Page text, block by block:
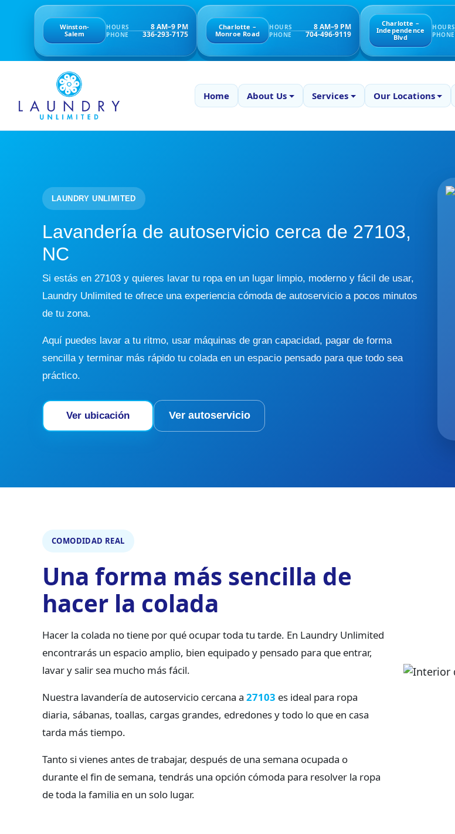
Winston-
Salem
HOURS 8 AM–9 PM
PHONE 336-293-7175
Charlotte –
Monroe Road
HOURS 8 AM–9 PM
PHONE 704-496-9119
Charlotte –
Independence
Blvd
HOURS
PHONE
Home About Us Services Our Locations
LAUNDRY UNLIMITED
Lavandería de autoservicio cerca de 27103,
NC
Si estás en 27103 y quieres lavar tu ropa en un lugar limpio, moderno y fácil de usar,
Laundry Unlimited te ofrece una experiencia cómoda de autoservicio a pocos minutos
de tu zona.
Aquí puedes lavar a tu ritmo, usar máquinas de gran capacidad, pagar de forma
sencilla y terminar más rápido tu colada en un espacio pensado para que todo sea
práctico.
Ver ubicación Ver autoservicio
COMODIDAD REAL
Una forma más sencilla de
hacer la colada
Hacer la colada no tiene por qué ocupar toda tu tarde. En Laundry Unlimited
encontrarás un espacio amplio, bien equipado y pensado para que entrar,
lavar y salir sea mucho más fácil.
Nuestra lavandería de autoservicio cercana a 27103 es ideal para ropa
diaria, sábanas, toallas, cargas grandes, edredones y todo lo que en casa
tarda más tiempo.
Tanto si vienes antes de trabajar, después de una semana ocupada o
durante el fin de semana, tendrás una opción cómoda para resolver la ropa
de toda la familia en un solo lugar.